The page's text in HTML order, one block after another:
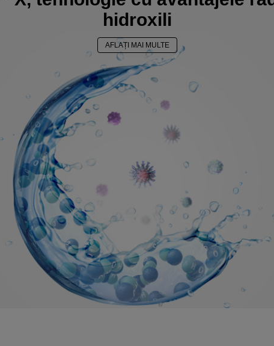
hidroxili
AFLAȚI MAI MULTE